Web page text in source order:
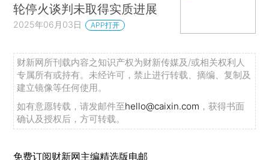
轮停火谈判未取得实质进展
2025年06月03日 APP打开
财新网所刊载内容之知识产权为财新传媒及/或相关权利人
专属所有或持有。未经许可，禁止进行转载、摘编、复制及
建立镜像等任何使用。
如有意愿转载，请发邮件至hello@caixin.com ，获得书面
确认及授权后，方可转载。
免费订阅财新网主编精选版电邮